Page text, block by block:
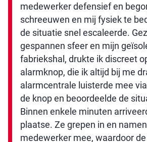
medewerker defensief en
schreeuwen en mij fysiek te
de situatie snel escaleerde.
gespannen sfeer en mijn
fabriekshal, drukte ik discreet
alarmknop, die ik altijd bij me
alarmcentrale luisterde mee
de knop en beoordeelde de
Binnen enkele minuten
plaatse. Ze grepen in en
medewerker mee, waardoor